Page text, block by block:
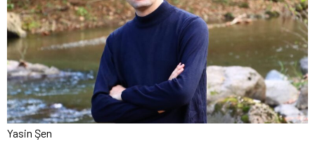
Yasin Şen